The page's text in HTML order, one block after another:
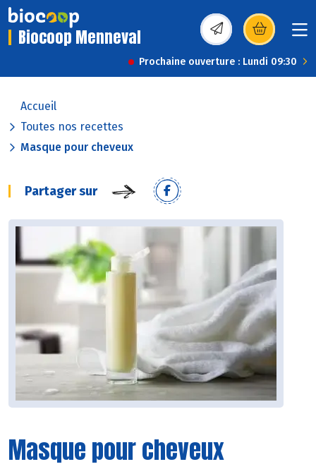
Biocoop Menneval (s’ouvre dans une
Prochaine ouverture : Lundi 09:30
Accueil
Toutes nos recettes
Masque pour cheveux
Partager sur
Masque pour cheveux